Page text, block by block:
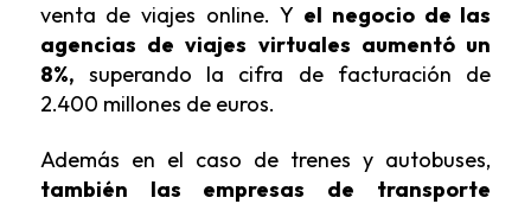
venta de viajes online. Y el negocio de las
agencias de viajes virtuales aumentó un
8%, superando la cifra de facturación de
2.400 millones de euros.
Además en el caso de trenes y autobuses,
también las empresas de transporte